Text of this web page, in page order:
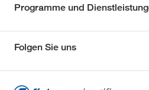
Programme und
Folgen Sie uns